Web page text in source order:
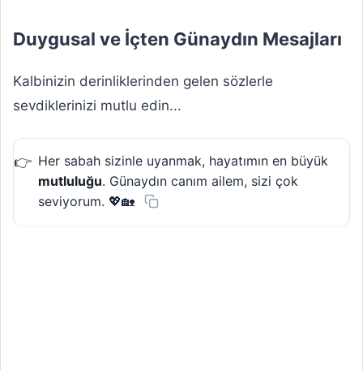
Duygusal ve İçten Günaydın Mesajları
Kalbinizin derinliklerinden gelen sözlerle
sevdiklerinizi mutlu edin...
Her sabah sizinle uyanmak, hayatımın en büyük
mutluluğu. Günaydın canım ailem, sizi çok
seviyorum. 💖🏡